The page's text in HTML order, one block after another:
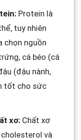
Protein là
tuy nhiên
chọn nguồn
cá béo (cá
(đậu nành,
tốt cho sức
xơ:Chất xơ
và